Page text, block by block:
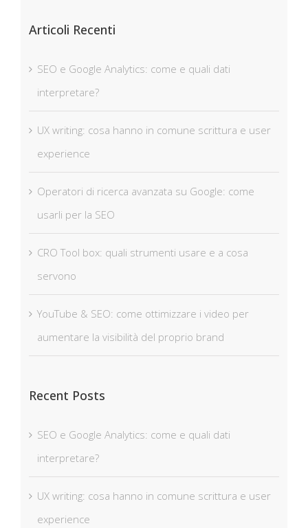
Articoli Recenti
SEO e Google Analytics: come e quali dati
interpretare?
UX writing: cosa hanno in comune scrittura e user
experience
Operatori di ricerca avanzata su Google: come
usarli per la SEO
CRO Tool box: quali strumenti usare e a cosa
servono
YouTube & SEO: come ottimizzare i video per
aumentare la visibilità del proprio brand
Recent Posts
SEO e Google Analytics: come e quali dati
interpretare?
UX writing: cosa hanno in comune scrittura e user
experience